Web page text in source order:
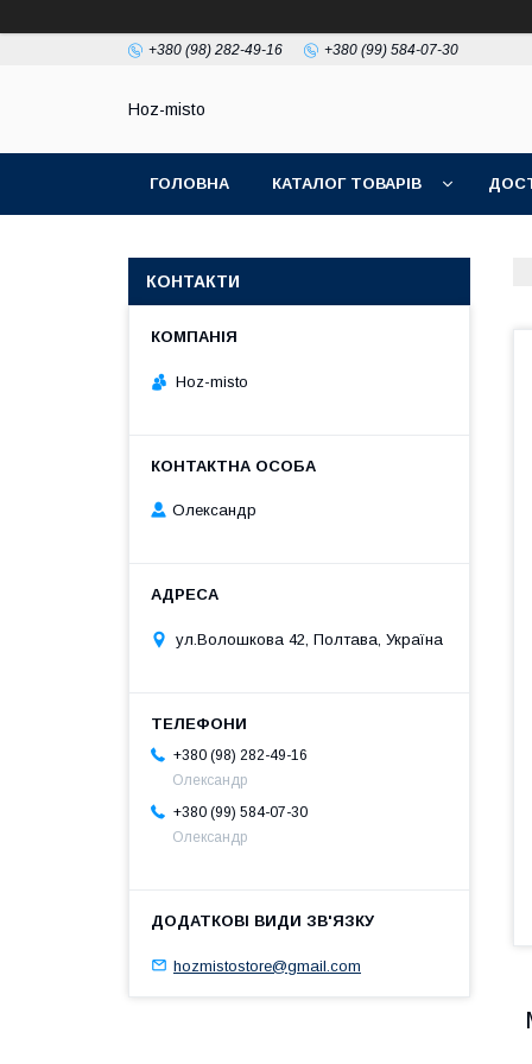
+380 (98) 282-49-16 +380 (99) 584-07-30
Hoz-misto
ГОЛОВНА КАТАЛОГ ТОВАРІВ
КОНТАКТИ
Hoz-misto
Олександр
ул.Волошкова 42, Полтава, Україна
+380 (98) 282-49-16
Олександр
+380 (99) 584-07-30
Олександр
hozmistostore@gmail.com